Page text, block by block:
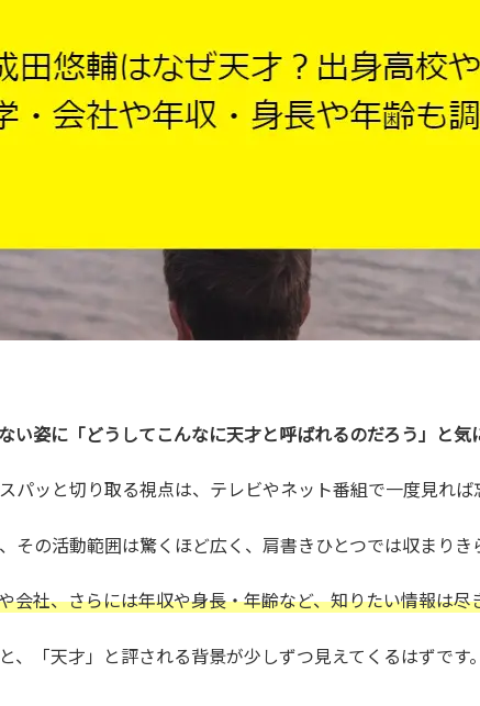
い姿に「どうしてこんなに天才と呼ばれるのだろう」と
パッと切り取る視点は、テレビやネット番組で一度見れ
の活動範囲は驚くほど広く、肩書きひとつでは収まりき
会社、さらには年収や身長・年齢など、知りたい情報は尽
「天才」と評される背景が少しずつ見えてくるはずです